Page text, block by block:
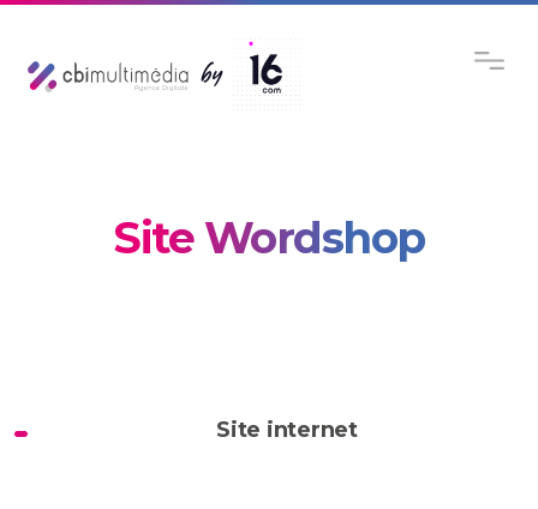
Site Wordshop
Site internet